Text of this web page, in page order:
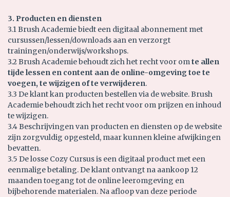
3. Producten en diensten
3.1 Brush Academie biedt een digitaal abonnement met
cursussen/lessen/downloads aan en verzorgt
trainingen/onderwijs/workshops.
3.2 Brush Academie behoudt zich het recht voor omte allen
tijde lessen en content aan de online-omgeving toe te
voegen, te wijzigen of te verwijderen.
3.3 De klant kan producten bestellen via de website. Brush
Academie behoudt zich het recht voor om prijzen en inhoud
te wijzigen.
3.4 Beschrijvingen van producten en diensten op de website
zijn zorgvuldig opgesteld, maar kunnen kleine afwijkingen
bevatten.
3.5 De losse Cozy Cursus is een digitaal product met een
eenmalige betaling. De klant ontvangt na aankoop 12
maanden toegang tot de online leeromgeving en
bijbehorende materialen. Na afloop van deze periode